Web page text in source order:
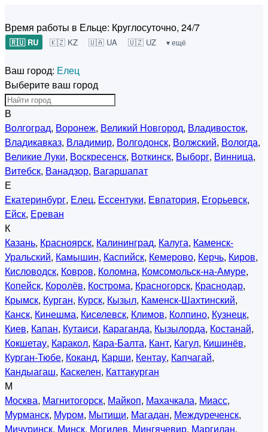
Время работы в Ельце: Круглосуточно, 24/7
🇷🇺 RU 🇰🇿 KZ 🇺🇦 UA 🇺🇿 UZ ▾ ещё
Ваш город: Елец
Выберите ваш город
В
Волгоград, Воронеж, Великий Новгород, Владивосток,
Владикавказ, Владимир, Волгодонск, Волжский, Вологда,
Великие Луки, Воскресенск, Воткинск, Выборг, Винница,
Витебск, Ванадзор, Вагаршапат
Е
Екатеринбург, Елец, Ессентуки, Евпатория, Егорьевск,
Ейск, Ереван
К
Казань, Красноярск, Калининград, Калуга, Каменск-
Уральский, Камышин, Каспийск, Кемерово, Керчь, Киров,
Кисловодск, Ковров, Коломна, Комсомольск-на-Амуре,
Копейск, Королёв, Кострома, Красногорск, Краснодар,
Крымск, Курган, Курск, Кызыл, Каменск-Шахтинский,
Канск, Кинешма, Киселевск, Климов, Колпино, Кузнецк,
Киев, Капан, Кутаиси, Караганда, Кызылорда, Костанай,
Кокшетау, Каракол, Кара-Балта, Кант, Кагул, Кишинёв,
Курган-Тюбе, Коканд, Карши, Кентау, Капчагай,
Кандыагаш, Каскелен, Каттакурган
М
Москва, Магнитогорск, Майкоп, Махачкала, Миасс,
Мурманск, Муром, Мытищи, Магадан, Междуреченск,
Мичуринск, Минск, Могилев, Мингячевир, Маргилан,